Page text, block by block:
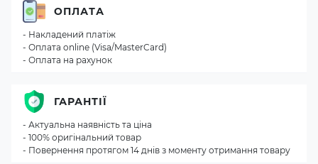
ОПЛАТА
- Накладений платіж
- Оплата online (Visa/MasterCard)
- Оплата на рахунок
ГАРАНТІЇ
- Актуальна наявність та ціна
- 100% оригінальний товар
- Повернення протягом 14 днів з моменту отримання товару